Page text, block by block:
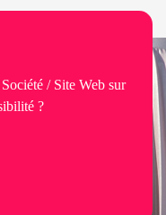
/ Site Web sur
?